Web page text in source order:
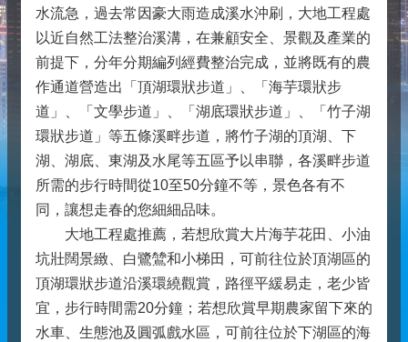
水流急，過去常因豪大雨造成溪水沖刷，大地工程處
以近自然工法整治溪溝，在兼顧安全、景觀及產業的
前提下，分年分期編列經費整治完成，並將既有的農
作通道營造出「頂湖環狀步道」、「海芋環狀步
道」、「文學步道」、「湖底環狀步道」、「竹子湖
環狀步道」等五條溪畔步道，將竹子湖的頂湖、下
湖、湖底、東湖及水尾等五區予以串聯，各溪畔步道
所需的步行時間從10至50分鐘不等，景色各有不
同，讓想走春的您細細品味。
大地工程處推薦，若想欣賞大片海芋花田、小油
坑壯闊景緻、白鷺鷥和小梯田，可前往位於頂湖區的
頂湖環狀步道沿溪環繞觀賞，路徑平緩易走，老少皆
宜，步行時間需20分鐘；若想欣賞早期農家留下來的
水車、生態池及圓弧戲水區，可前往位於下湖區的海